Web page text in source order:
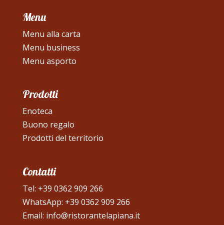
Menu
Menu alla carta
Menu business
Menu asporto
Prodotti
Enoteca
Buono regalo
Prodotti del territorio
Contatti
Tel: +39 0362 909 266
WhatsApp: +39 0362 909 266
Email: info@ristorantelapiana.it